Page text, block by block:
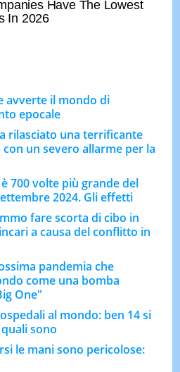
avverte il mondo di
epocale
rilasciato una terrificante
un severo allarme per la
700 volte più grande del
2024. Gli effetti
fare scorta di cibo in
a causa del conflitto in
pandemia che
come una bomba
One"
al mondo: ben 14 si
sono
le mani sono pericolose: